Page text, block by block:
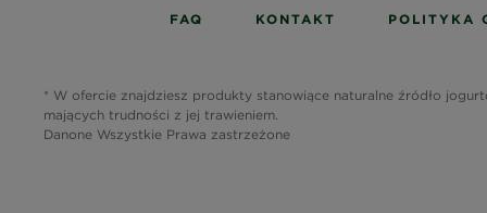
FAQ KONTAKT POLITYKA
* W ofercie znajdziesz produkty stanowiące naturalne źródło
mających trudności z jej trawieniem.
Danone Wszystkie Prawa zastrzeżone